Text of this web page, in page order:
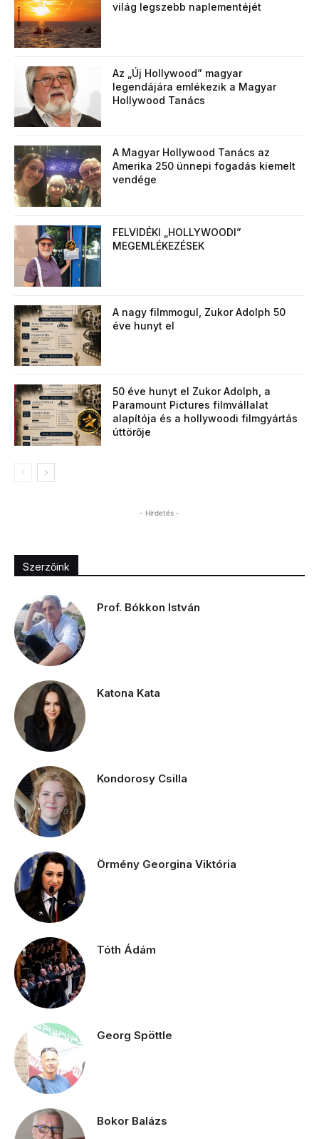
világ legszebb naplementéjét
Az „Új Hollywood” magyar
legendájára emlékezik a Magyar
Hollywood Tanács
A Magyar Hollywood Tanács az
Amerika 250 ünnepi fogadás kiemelt
vendége
FELVIDÉKI „HOLLYWOODI”
MEGEMLÉKEZÉSEK
A nagy filmmogul, Zukor Adolph 50
éve hunyt el
50 éve hunyt el Zukor Adolph, a
Paramount Pictures filmvállalat
alapítója és a hollywoodi filmgyártás
úttörője
- Hirdetés -
Szerzőink
Prof. Bókkon István
Katona Kata
Kondorosy Csilla
Örmény Georgina Viktória
Tóth Ádám
Georg Spöttle
Bokor Balázs